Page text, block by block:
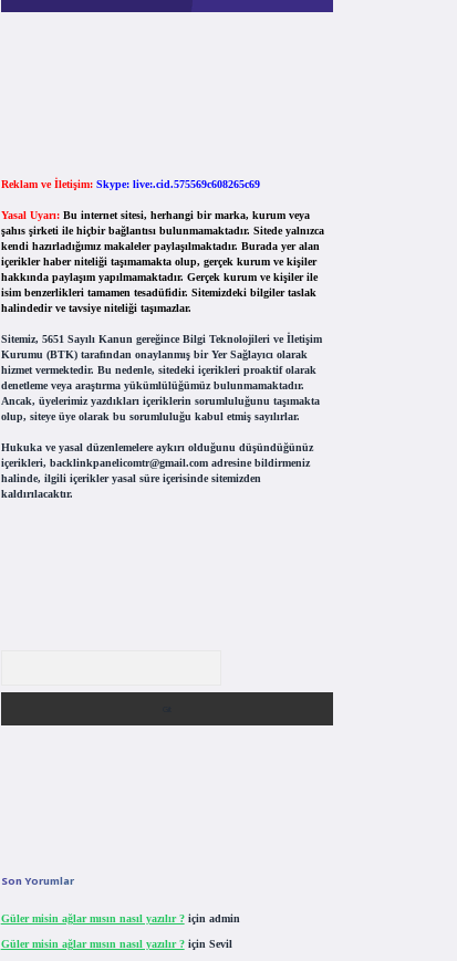
Reklam ve İletişim: Skype: live:.cid.575569c608265c69
Yasal Uyarı: Bu internet sitesi, herhangi bir marka, kurum veya
şahıs şirketi ile hiçbir bağlantısı bulunmamaktadır. Sitede yalnızca
kendi hazırladığımız makaleler paylaşılmaktadır. Burada yer alan
içerikler haber niteliği taşımamakta olup, gerçek kurum ve kişiler
hakkında paylaşım yapılmamaktadır. Gerçek kurum ve kişiler ile
isim benzerlikleri tamamen tesadüfidir. Sitemizdeki bilgiler taslak
halindedir ve tavsiye niteliği taşımazlar.
Sitemiz, 5651 Sayılı Kanun gereğince Bilgi Teknolojileri ve İletişim
Kurumu (BTK) tarafından onaylanmış bir Yer Sağlayıcı olarak
hizmet vermektedir. Bu nedenle, sitedeki içerikleri proaktif olarak
denetleme veya araştırma yükümlülüğümüz bulunmamaktadır.
Ancak, üyelerimiz yazdıkları içeriklerin sorumluluğunu taşımakta
olup, siteye üye olarak bu sorumluluğu kabul etmiş sayılırlar.
Hukuka ve yasal düzenlemelere aykırı olduğunu düşündüğünüz
içerikleri, backlinkpanelicomtr@gmail.comadresine bildirmeniz
halinde, ilgili içerikler yasal süre içerisinde sitemizden
kaldırılacaktır.
Son Yorumlar
Güler misin ağlar mısın nasıl yazılır ?için admin
Güler misin ağlar mısın nasıl yazılır ?için Sevil